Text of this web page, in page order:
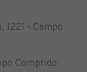
1221 - Campo
Comprido